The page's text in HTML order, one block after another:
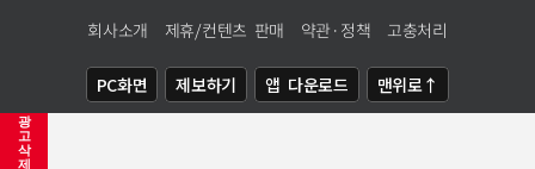
광
고
삭
제
회사소개 제휴/컨텐츠 판매 약관·정책 고충처리
PC화면 제보하기 앱 다운로드 맨위로↑